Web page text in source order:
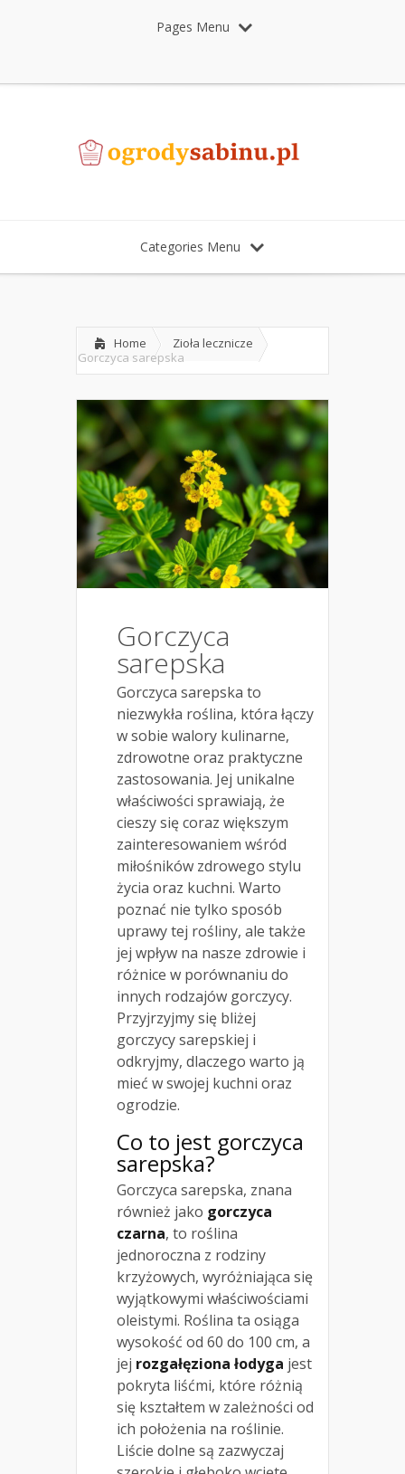
Pages Menu
Categories Menu
Home
Zioła lecznicze
Gorczyca sarepska
Gorczyca
sarepska
Gorczyca sarepska to
niezwykła roślina, która łączy
w sobie walory kulinarne,
zdrowotne oraz praktyczne
zastosowania. Jej unikalne
właściwości sprawiają, że
cieszy się coraz większym
zainteresowaniem wśród
miłośników zdrowego stylu
życia oraz kuchni. Warto
poznać nie tylko sposób
uprawy tej rośliny, ale także
jej wpływ na nasze zdrowie i
różnice w porównaniu do
innych rodzajów gorczycy.
Przyjrzyjmy się bliżej
gorczycy sarepskiej i
odkryjmy, dlaczego warto ją
mieć w swojej kuchni oraz
ogrodzie.
Co to jest gorczyca
sarepska?
Gorczyca sarepska, znana
również jako gorczyca
czarna, to roślina
jednoroczna z rodziny
krzyżowych, wyróżniająca się
wyjątkowymi właściwościami
oleistymi. Roślina ta osiąga
wysokość od 60 do 100 cm, a
jej rozgałęziona łodyga jest
pokryta liśćmi, które różnią
się kształtem w zależności od
ich położenia na roślinie.
Liście dolne są zazwyczaj